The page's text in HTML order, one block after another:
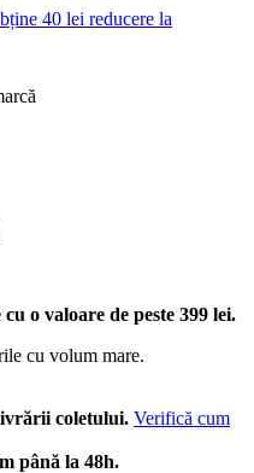
40 lei reducere la
o valoare de peste 399 lei.
cu volum mare.
coletului. Verifică cum
până la 48h.